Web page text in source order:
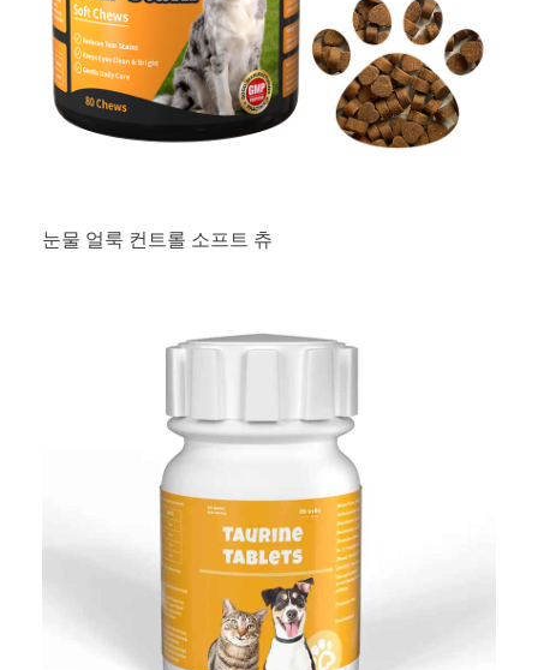
눈물 얼룩 컨트롤 소프트 츄